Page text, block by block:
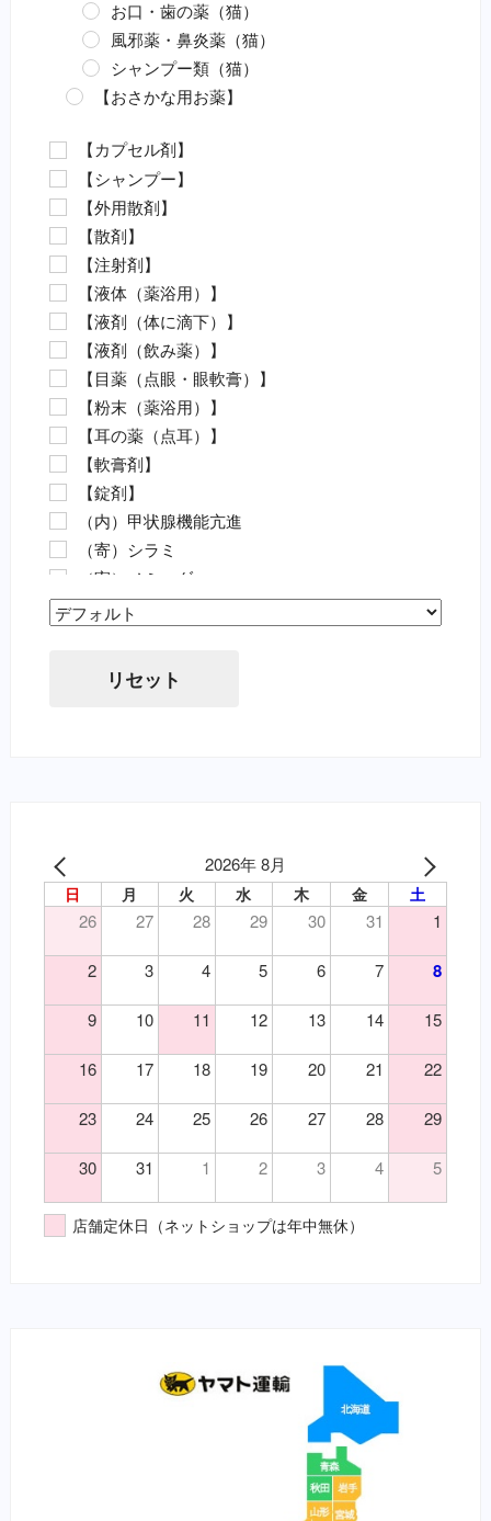
お口・歯の薬（猫）
風邪薬・鼻炎薬（猫）
シャンプー類（猫）
【おさかな用お薬】
カラムナリス病対策（魚）
水カビ病対策（魚）
白点病対策（魚）
イカリムシ・ウオジラミ（魚）
ハダムシ駆除（魚）
類結節症（魚）
麻酔（魚）
外傷（魚）
害虫駆除（魚）
【動物病院の薬（要指示医薬品）】
抗菌剤・抗生物質（要・犬）
抗菌剤・抗生物質（要・猫）
ノミ・ダニ駆除薬（要・犬）
ノミ・ダニ駆除薬（要・猫）
フィラリア（要・犬）
フィラリア（要・猫）
虫下し・寄生虫駆除（要・犬）
胃腸薬・消化器用（要・犬）
目薬・眼軟膏（要・犬）
泌尿器の薬（要・犬）
吐き気止め（要・犬）
変形性関節症・関節炎（要・犬）
変形性関節症・関節炎（要・猫）
風邪薬・鎮痛剤（要・犬）
鎮静・精神安定・麻酔（要・犬）
代謝性用薬・ホルモン剤（要・犬）
医薬品その他（要・犬・猫）
【総合栄養食】
栄養食（犬）
ブリスミックス（犬）
イティ iti（犬）
イティ iti（猫）
【カプセル剤】
【シャンプー】
【外用散剤】
【散剤】
【注射剤】
【液体（薬浴用）】
【液剤（体に滴下）】
【液剤（飲み薬）】
【目薬（点眼・眼軟膏）】
【粉末（薬浴用）】
【耳の薬（点耳）】
【軟膏剤】
【錠剤】
（内）甲状腺機能亢進
（寄）シラミ
（寄）ノミ・ダニ
（寄）フィラリア
（寄）蚊
（皮）洗浄・殺菌消毒
（皮）湿疹
（皮）皮膚炎
（目）乾性角結膜炎
（目）角膜炎
（神）鎮静
（胃）嘔吐
（胃）消化不良
（胃）食欲不振
（腎）尿毒症
（腎）腎不全
（魚）水草ＯＫ
Sort Products
リセット
2026年 8月
日 月 火 水 木 金 土
26 27 28 29 30 31 1
2 3 4 5 6 7 8
9 10 11 12 13 14 15
16 17 18 19 20 21 22
23 24 25 26 27 28 29
30 31 1 2 3 4 5
店舗定休日（ネットショップは年中無休）